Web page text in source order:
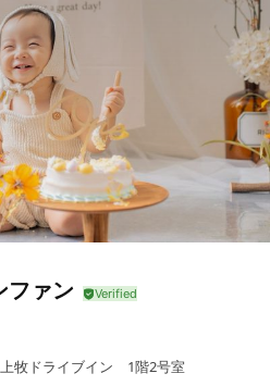
ファン
牧ドライブイン 1階2号室